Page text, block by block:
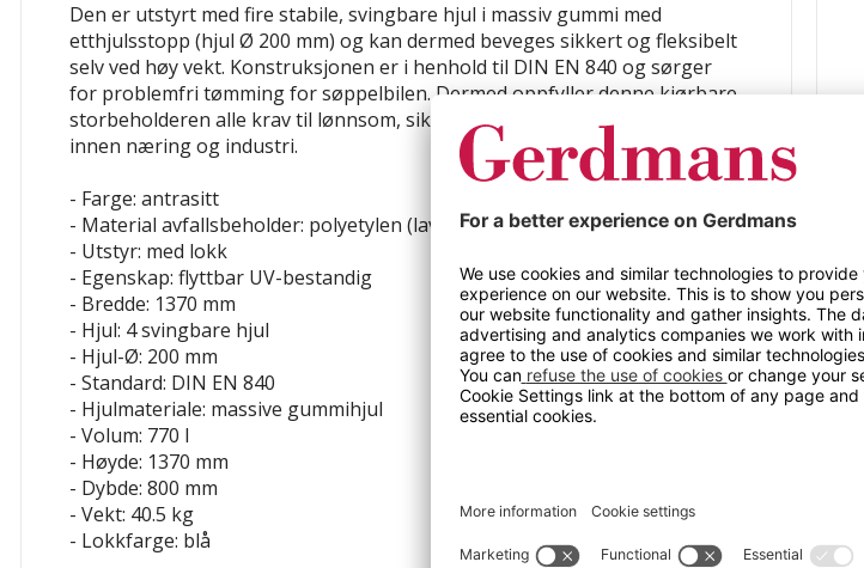
Den er utstyrt med fire stabile, svingbare hjul i massiv gummi med
etthjulsstopp (hjul Ø 200 mm) og kan dermed beveges sikkert og fleksibelt
selv ved høy vekt. Konstruksjonen er i henhold til DIN EN 840 og sørger
for problemfri tømming for søppelbilen. Dermed oppfyller denne kjørbare
storbeholderen alle krav til lønnsom, sikker og effektiv avfallshåndtering
innen næring og industri.
- Farge: antrasitt
- Material avfallsbeholder: polyetylen (lavtrykks-PE/HDPE)
- Utstyr: med lokk
- Egenskap: flyttbar UV-bestandig
- Bredde: 1370 mm
- Hjul: 4 svingbare hjul
- Hjul-Ø: 200 mm
- Standard: DIN EN 840
- Hjulmateriale: massive gummihjul
- Volum: 770 l
- Høyde: 1370 mm
- Dybde: 800 mm
- Vekt: 40.5 kg
- Lokkfarge: blå